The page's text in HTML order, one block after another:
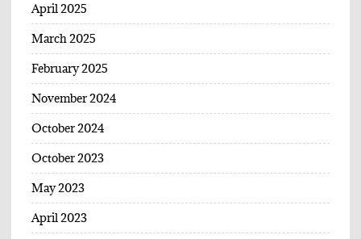
April 2025
March 2025
February 2025
November 2024
October 2024
October 2023
May 2023
April 2023